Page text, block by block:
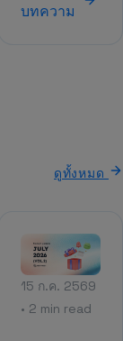
บทความ
ดูทั้งหมด
15 ก.ค. 2569
• 2 min read